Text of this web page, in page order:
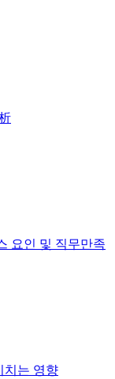
요인 및 직무만족
치는 영향